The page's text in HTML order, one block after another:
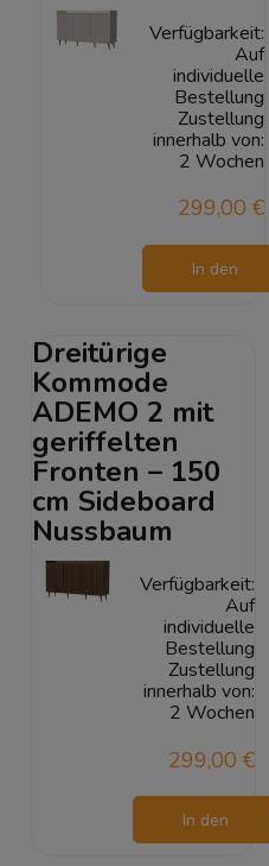
Verfügbarkeit:
Auf
individuelle
Bestellung
Zustellung
innerhalb von:
2 Wochen
299,00 €
In den
Dreitürige
Kommode
ADEMO 2 mit
geriffelten
Fronten – 150
cm Sideboard
Nussbaum
Verfügbarkeit:
Auf
individuelle
Bestellung
Zustellung
innerhalb von:
2 Wochen
299,00 €
In den